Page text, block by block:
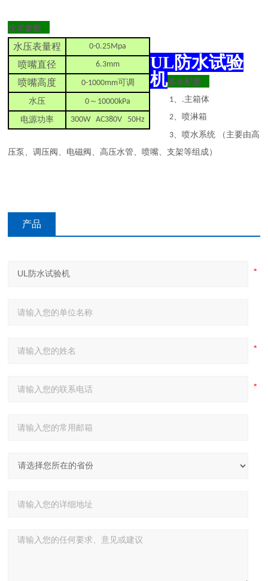
技术参数：
水压表量程 0-0.25Mpa
喷嘴直径 6.3mm
喷嘴高度 0-1000mm可调
水压 0 ～ 10000kPa
电源功率
300W AC380V 50Hz
UL防水试验
机基本配置：
1、 .主箱体
2、喷淋箱
3、喷水系统
（主要由高
压泵、调压阀、电磁阀、高压水管、喷嘴、支架等组成）
产品